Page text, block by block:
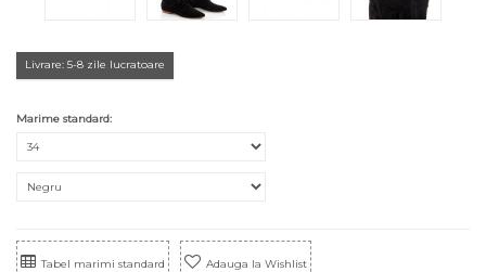
Livrare: 5-8 zile lucratoare
Marime standard:
Tabel marimi standard Adauga la Wishlist